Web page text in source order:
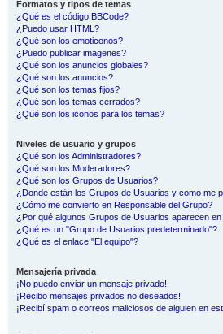
Formatos y tipos de temas
¿Qué es el código BBCode?
¿Puedo usar HTML?
¿Qué son los emoticonos?
¿Puedo publicar imagenes?
¿Qué son los anuncios globales?
¿Qué son los anuncios?
¿Qué son los temas fijos?
¿Qué son los temas cerrados?
¿Qué son los iconos para los temas?
Niveles de usuario y grupos
¿Qué son los Administradores?
¿Qué son los Moderadores?
¿Qué son los Grupos de Usuarios?
¿Donde están los Grupos de Usuarios y como me
¿Cómo me convierto en Responsable del Grupo?
¿Por qué algunos Grupos de Usuarios aparecen
¿Qué es un "Grupo de Usuarios predeterminado"?
¿Qué es el enlace "El equipo"?
Mensajería privada
¡No puedo enviar un mensaje privado!
¡Recibo mensajes privados no deseados!
¡Recibí spam o correos maliciosos de alguien en